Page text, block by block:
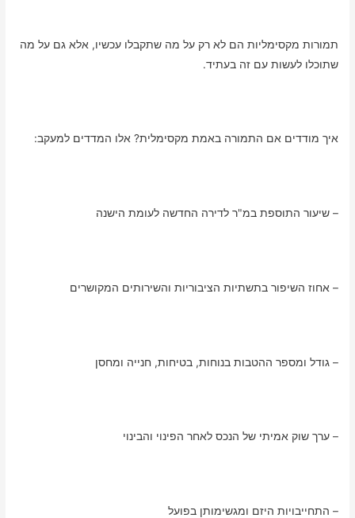
תמורות מקסימליות הם לא רק על מה שתקבלו עכשיו, אלא גם על מה
שתוכלו לעשות עם זה בעתיד.
איך מודדים אם התמורה באמת מקסימלית? אלו המדדים למעקב:
– שיעור התוספת במ"ר לדירה החדשה לעומת הישנה
– אחוז השיפור בתשתיות הציבוריות והשירותים המקושרים
– גודל ומספר ההטבות בנוחות, בטיחות, חנייה ומחסן
– ערך שוק אמיתי של הנכס לאחר הפינוי והבינוי
– התחייבויות היזם ומגשימותן בפועל